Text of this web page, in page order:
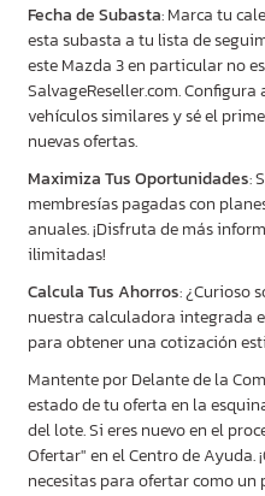
Fecha de Subasta: Marca tu
esta subasta a tu lista de
este Mazda 3 en particular no
SalvageReseller.com.
vehículos similares y sé el
nuevas ofertas.
Maximiza Tus Oportunidades:
membresías pagadas con
anuales. ¡Disfruta de más
ilimitadas!
Calcula Tus Ahorros: ¿Curioso
nuestra calculadora integrada
para obtener una cotización
Mantente por Delante de la
estado de tu oferta en la
del lote. Si eres nuevo en el
Ofertar" en el Centro de Ayuda.
necesitas para ofertar como un